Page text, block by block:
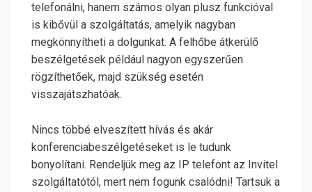
telefonálni, hanem számos olyan plusz funkcióval
is kibővül a szolgáltatás, amelyik nagyban
megkönnyítheti a dolgunkat. A felhőbe átkerülő
beszélgetések például nagyon egyszerűen
rögzíthetőek, majd szükség esetén
visszajátszhatóak.
Nincs többé elveszített hívás és akár
konferenciabeszélgetéseket is le tudunk
bonyolítani. Rendeljük meg az IP telefont az Invitel
szolgáltatótól, mert nem fogunk csalódni! Tartsuk a